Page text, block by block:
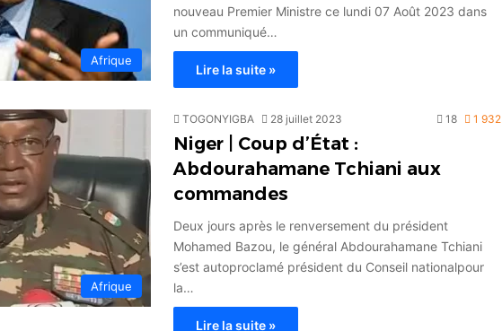
Afrique
nouveau Premier Ministre ce lundi 07 Août 2023 dans
un communiqué…
Lire la suite »
Afrique
TOGONYIGBA 28 juillet 2023 18 1 932
Niger | Coup d’État :
Abdourahamane Tchiani aux
commandes
Deux jours après le renversement du président
Mohamed Bazou, le général Abdourahamane Tchiani
s’est autoproclamé président du Conseil nationalpour
la…
Lire la suite »